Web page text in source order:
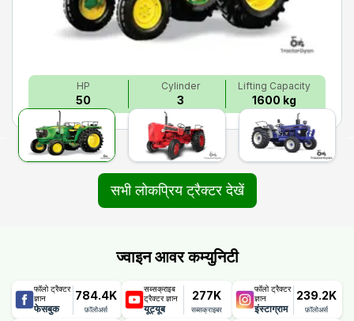
HP
50
Cylinder
3
Lifting Capacity
1600 kg
सभी लोकप्रिय ट्रैक्टर देखें
ज्वाइन आवर कम्युनिटी
फॉलो ट्रैक्टर
ज्ञान
फेसबुक
784.4K
फ़ॉलोअर्स
सब्सक्राइब
ट्रैक्टर ज्ञान
यूट्यूब
277K
सब्सक्राइबर
फॉलो ट्रैक्टर
ज्ञान
इंस्टाग्राम
239.2K
फ़ॉलोअर्स